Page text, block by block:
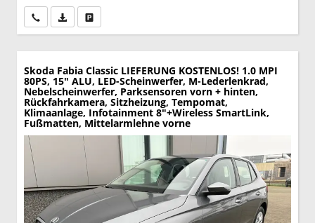
Wir rufen Sie anPDF-Datei, Fahrzeugexposé drucken
Skoda Fabia Classic LIEFERUNG KOSTENLOS! 1.0 MPI
80PS, 15" ALU, LED-Scheinwerfer, M-Lederlenkrad,
Nebelscheinwerfer, Parksensoren vorn + hinten,
Rückfahrkamera, Sitzheizung, Tempomat,
Klimaanlage, Infotainment 8"+Wireless SmartLink,
Fußmatten, Mittelarmlehne vorne